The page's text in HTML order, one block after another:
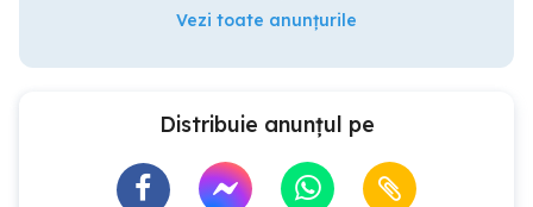
Vezi toate anunțurile
Distribuie anunțul pe